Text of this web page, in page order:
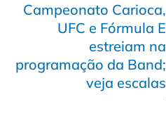
Campeonato Carioca,
UFC e Fórmula E
estreiam na
programação da Band;
veja escalas